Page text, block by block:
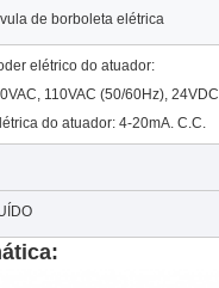
de borboleta elétrica
elétrico do atuador:
110VAC (50/60Hz), 24VDC
do atuador: 4-20mA. C.C.